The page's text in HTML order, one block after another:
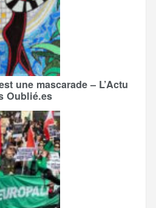
une mascarade – L’Actu
Oublié.es